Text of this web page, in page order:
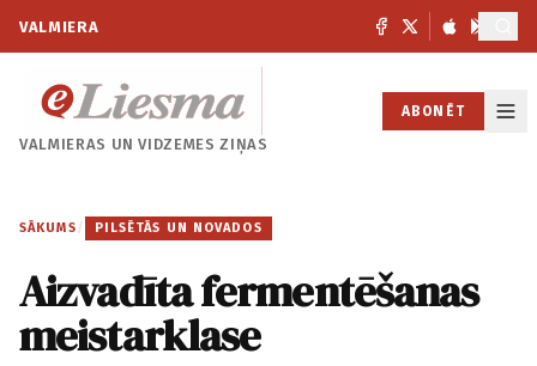
VALMIERA
VALMIERAS UNVIDZEMES ZIŅAS
ABONĒT
SĀKUMS / PILSĒTĀS UN NOVADOS
Aizvadīta fermentēšanas
meistarklase